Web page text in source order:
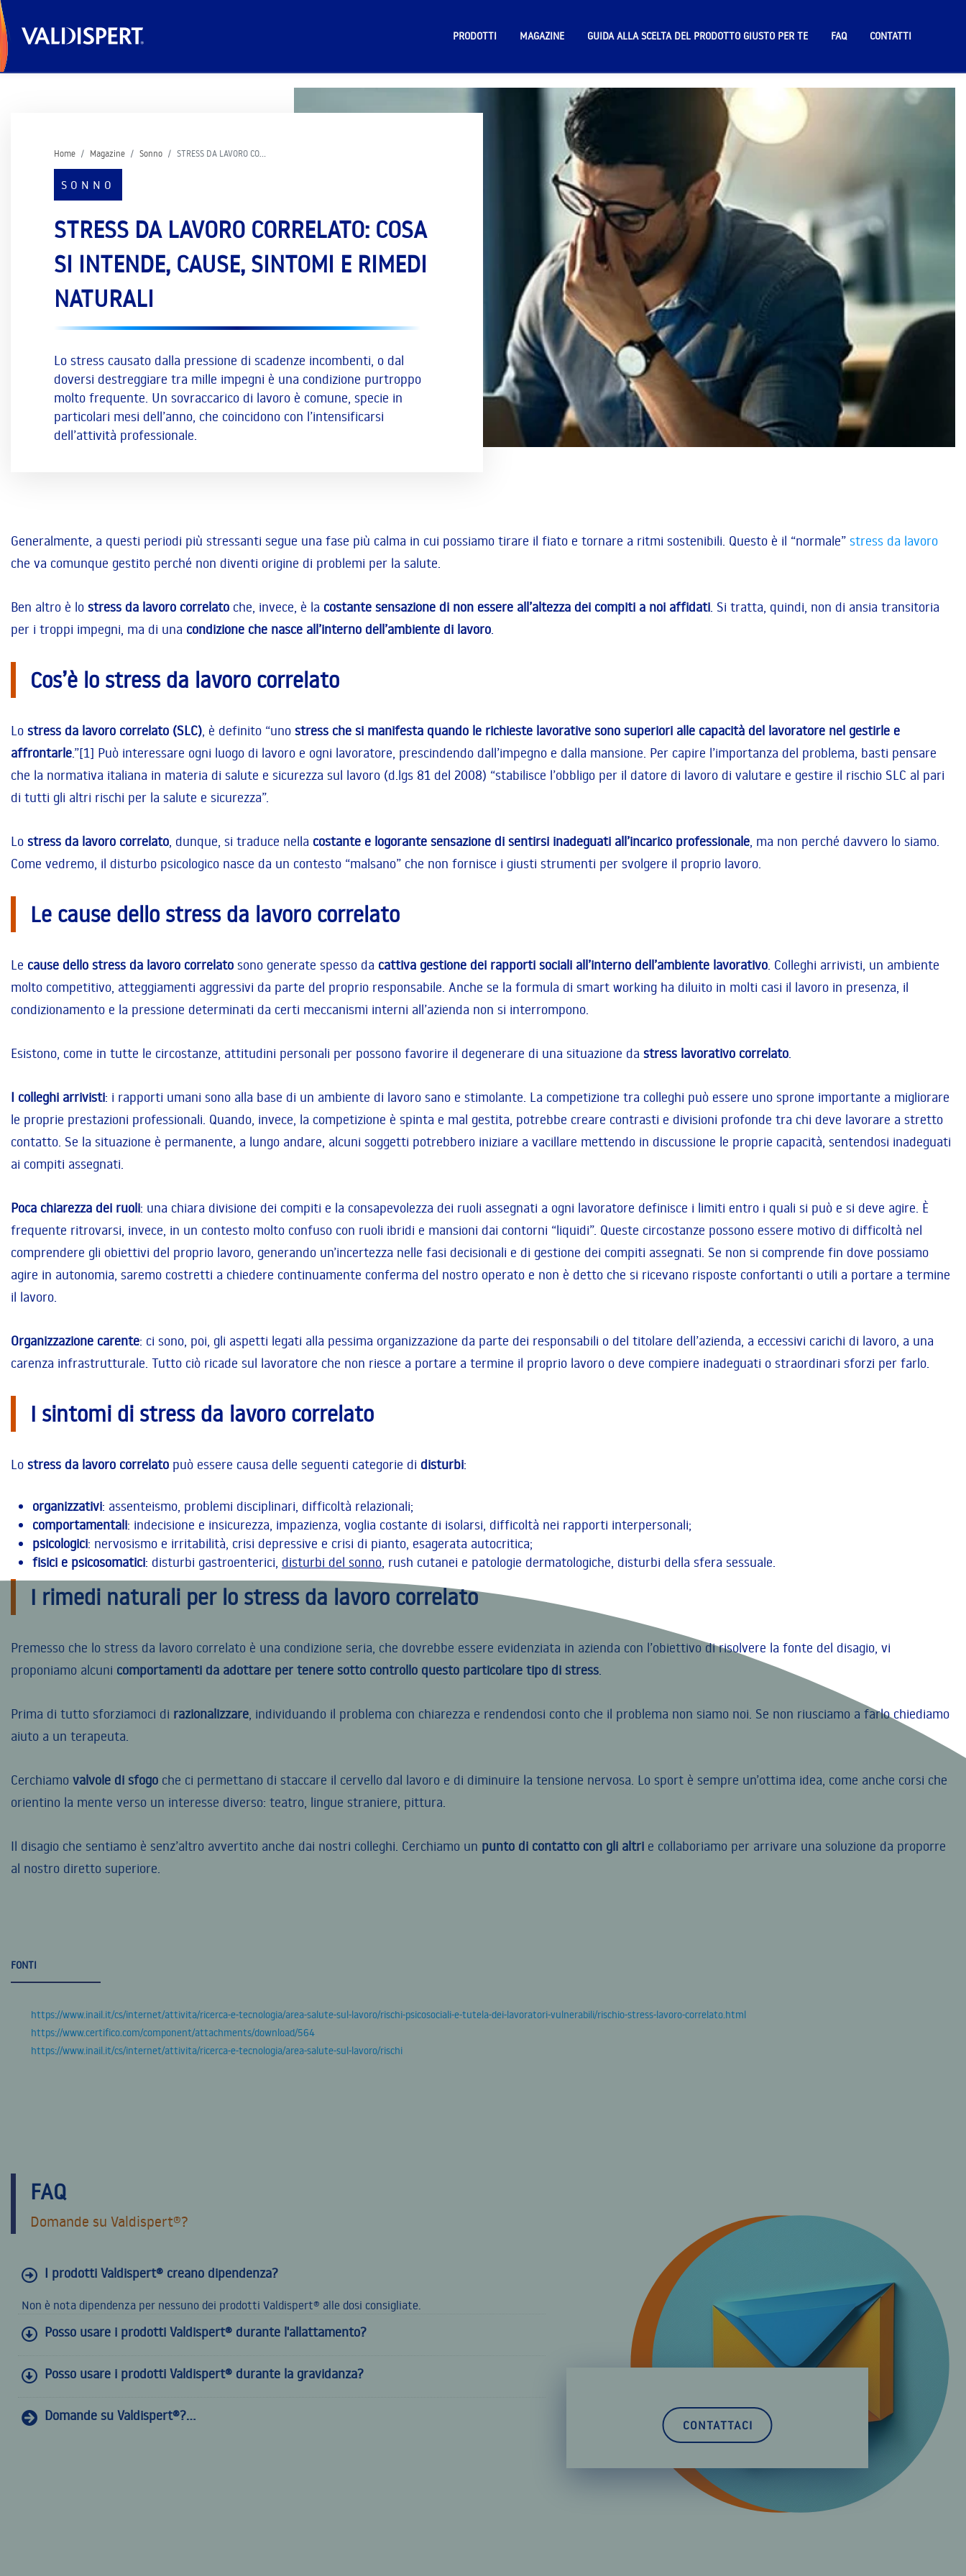
PRODOTTI MAGAZINE GUIDA ALLA SCELTA DEL PRODOTTO GIUSTO PER TE FAQ CONTATTI
Home Magazine Sonno STRESS DA LAVORO CO…
SONNO
STRESS DA LAVORO CORRELATO: COSA
SI INTENDE, CAUSE, SINTOMI E RIMEDI
NATURALI
Lo stress causato dalla pressione di scadenze incombenti, o dal
doversi destreggiare tra mille impegni è una condizione purtroppo
molto frequente. Un sovraccarico di lavoro è comune, specie in
particolari mesi dell’anno, che coincidono con l’intensificarsi
dell’attività professionale.
Generalmente, a questi periodi più stressanti segue una fase più calma in cui possiamo tirare il fiato e tornare a ritmi sostenibili. Questo è il “normale” stress da lavoro
che va comunque gestito perché non diventi origine di problemi per la salute.
Ben altro è lo stress da lavoro correlato che, invece, è la costante sensazione di non essere all’altezza dei compiti a noi affidati. Si tratta, quindi, non di ansia transitoria
per i troppi impegni, ma di una condizione che nasce all’interno dell’ambiente di lavoro.
Cos’è lo stress da lavoro correlato
Lo stress da lavoro correlato (SLC), è definito “uno stress che si manifesta quando le richieste lavorative sono superiori alle capacità del lavoratore nel gestirle e
affrontarle.”[1] Può interessare ogni luogo di lavoro e ogni lavoratore, prescindendo dall’impegno e dalla mansione. Per capire l’importanza del problema, basti pensare
che la normativa italiana in materia di salute e sicurezza sul lavoro (d.lgs 81 del 2008) “stabilisce l’obbligo per il datore di lavoro di valutare e gestire il rischio SLC al pari
di tutti gli altri rischi per la salute e sicurezza”.
Lo stress da lavoro correlato, dunque, si traduce nella costante e logorante sensazione di sentirsi inadeguati all’incarico professionale, ma non perché davvero lo siamo.
Come vedremo, il disturbo psicologico nasce da un contesto “malsano” che non fornisce i giusti strumenti per svolgere il proprio lavoro.
Le cause dello stress da lavoro correlato
Le cause dello stress da lavoro correlato sono generate spesso da cattiva gestione dei rapporti sociali all’interno dell’ambiente lavorativo. Colleghi arrivisti, un ambiente
molto competitivo, atteggiamenti aggressivi da parte del proprio responsabile. Anche se la formula di smart working ha diluito in molti casi il lavoro in presenza, il
condizionamento e la pressione determinati da certi meccanismi interni all’azienda non si interrompono.
Esistono, come in tutte le circostanze, attitudini personali per possono favorire il degenerare di una situazione da stress lavorativo correlato.
I colleghi arrivisti: i rapporti umani sono alla base di un ambiente di lavoro sano e stimolante. La competizione tra colleghi può essere uno sprone importante a migliorare
le proprie prestazioni professionali. Quando, invece, la competizione è spinta e mal gestita, potrebbe creare contrasti e divisioni profonde tra chi deve lavorare a stretto
contatto. Se la situazione è permanente, a lungo andare, alcuni soggetti potrebbero iniziare a vacillare mettendo in discussione le proprie capacità, sentendosi inadeguati
ai compiti assegnati.
Poca chiarezza dei ruoli: una chiara divisione dei compiti e la consapevolezza dei ruoli assegnati a ogni lavoratore definisce i limiti entro i quali si può e si deve agire. È
frequente ritrovarsi, invece, in un contesto molto confuso con ruoli ibridi e mansioni dai contorni “liquidi”. Queste circostanze possono essere motivo di difficoltà nel
comprendere gli obiettivi del proprio lavoro, generando un’incertezza nelle fasi decisionali e di gestione dei compiti assegnati. Se non si comprende fin dove possiamo
agire in autonomia, saremo costretti a chiedere continuamente conferma del nostro operato e non è detto che si ricevano risposte confortanti o utili a portare a termine
il lavoro.
Organizzazione carente: ci sono, poi, gli aspetti legati alla pessima organizzazione da parte dei responsabili o del titolare dell’azienda, a eccessivi carichi di lavoro, a una
carenza infrastrutturale. Tutto ciò ricade sul lavoratore che non riesce a portare a termine il proprio lavoro o deve compiere inadeguati o straordinari sforzi per farlo.
I sintomi di stress da lavoro correlato
Lo stress da lavoro correlato può essere causa delle seguenti categorie di disturbi:
organizzativi: assenteismo, problemi disciplinari, difficoltà relazionali;
comportamentali: indecisione e insicurezza, impazienza, voglia costante di isolarsi, difficoltà nei rapporti interpersonali;
psicologici: nervosismo e irritabilità, crisi depressive e crisi di pianto, esagerata autocritica;
fisici e psicosomatici: disturbi gastroenterici, disturbi del sonno, rush cutanei e patologie dermatologiche, disturbi della sfera sessuale.
I rimedi naturali per lo stress da lavoro correlato
Premesso che lo stress da lavoro correlato è una condizione seria, che dovrebbe essere evidenziata in azienda con l’obiettivo di risolvere la fonte del disagio, vi
proponiamo alcuni comportamenti da adottare per tenere sotto controllo questo particolare tipo di stress.
Prima di tutto sforziamoci di razionalizzare, individuando il problema con chiarezza e rendendosi conto che il problema non siamo noi. Se non riusciamo a farlo chiediamo
aiuto a un terapeuta.
Cerchiamo valvole di sfogo che ci permettano di staccare il cervello dal lavoro e di diminuire la tensione nervosa. Lo sport è sempre un’ottima idea, come anche corsi che
orientino la mente verso un interesse diverso: teatro, lingue straniere, pittura.
Il disagio che sentiamo è senz’altro avvertito anche dai nostri colleghi. Cerchiamo un punto di contatto con gli altri e collaboriamo per arrivare una soluzione da proporre
al nostro diretto superiore.
FONTI
https://www.inail.it/cs/internet/attivita/ricerca-e-tecnologia/area-salute-sul-lavoro/rischi-psicosociali-e-tutela-dei-lavoratori-vulnerabili/rischio-stress-lavoro-correlato.html
https://www.certifico.com/component/attachments/download/564
https://www.inail.it/cs/internet/attivita/ricerca-e-tecnologia/area-salute-sul-lavoro/rischi
FAQ
Domande su Valdispert®?
I prodotti Valdispert® creano dipendenza?
Non è nota dipendenza per nessuno dei prodotti Valdispert® alle dosi consigliate.
Posso usare i prodotti Valdispert® durante l'allattamento?
Posso usare i prodotti Valdispert® durante la gravidanza?
Domande su Valdispert®?...
CONTATTACI